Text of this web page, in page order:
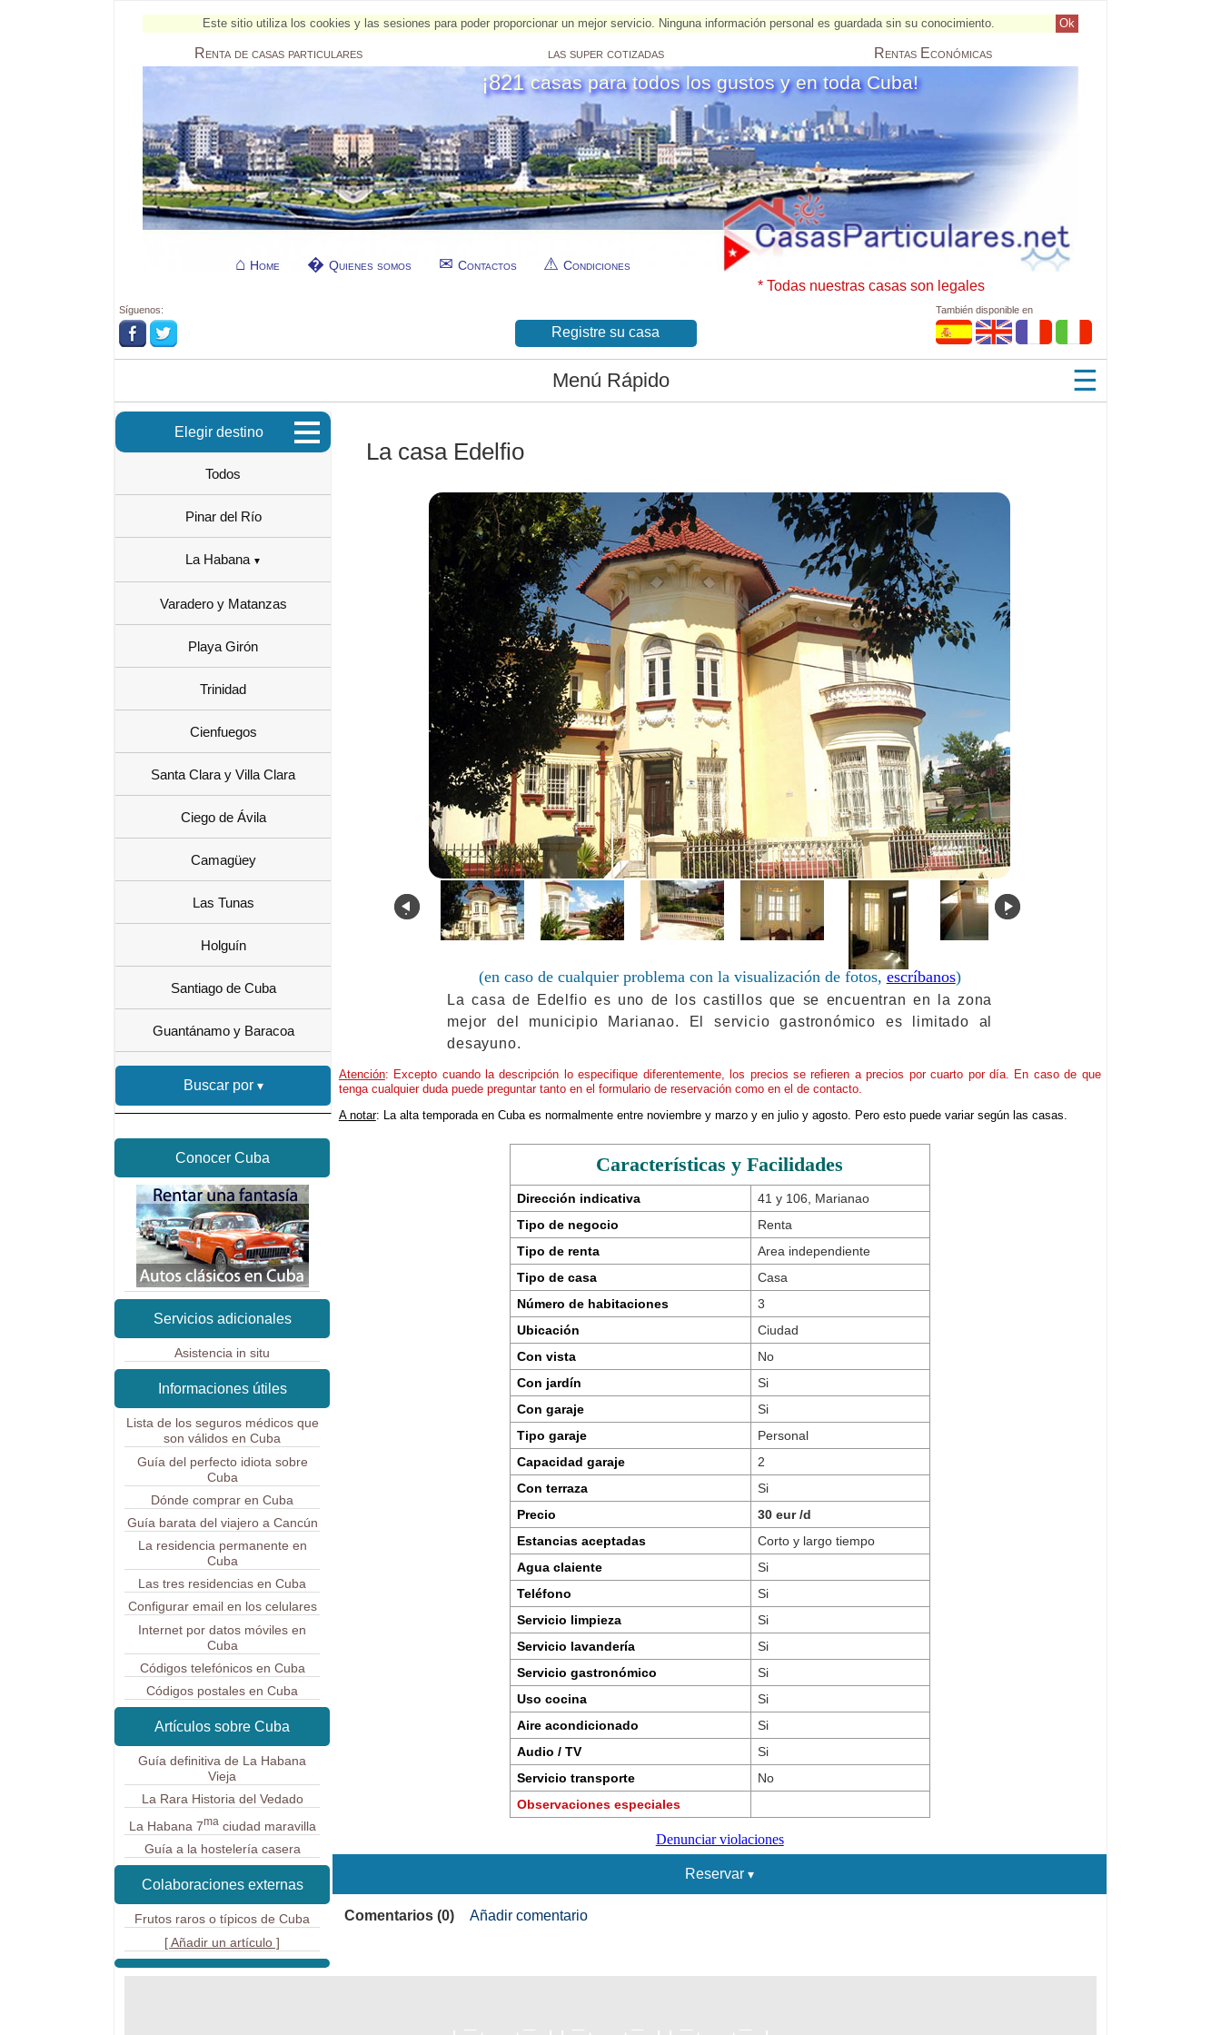
Ok
Este sitio utiliza los cookies y las sesiones para poder proporcionar un mejor servicio. Ninguna información personal es guardada sin su conocimiento.
Rentade casas particulares las super cotizadas Rentas Económicas
* Todas nuestras casas son legales
¡821casas para todos los gustos y en toda Cuba!
Home Quienes somos Contactos Condiciones
Síguenos:
Registre su casa
También disponible en
Menú Rápido ☰
Elegir destino
Todos
Pinar del Río
La Habana
Varadero y Matanzas
Playa Girón
Trinidad
Cienfuegos
Santa Clara y Villa Clara
Ciego de Ávila
Camagüey
Las Tunas
Holguín
Santiago de Cuba
Guantánamo y Baracoa
Buscar por
La casa Edelfio
. .
(en caso de cualquier problema con la visualización de fotos, escríbanos)
La casa de Edelfio es uno de los castillos que se encuentran en la zona
mejor del municipio Marianao. El servicio gastronómico es limitado al
desayuno.
Atención: Excepto cuando la descripción lo especifique diferentemente, los precios se refieren a precios por cuarto por día. En caso de que
tenga cualquier duda puede preguntar tanto en el formulario de reservación como en el de contacto.
A notar: La alta temporada en Cuba es normalmente entre noviembre y marzo y en julio y agosto. Pero esto puede variar según las casas.
Características y Facilidades
Dirección indicativa
41 y 106, Marianao
Tipo de negocio
Renta
Tipo de renta
Area independiente
Tipo de casa
Casa
Número de habitaciones
3
Ubicación
Ciudad
Con vista
No
Con jardín
Si
Con garaje
Si
Tipo garaje
Personal
Capacidad garaje
2
Con terraza
Si
Precio
30 eur /d
Estancias aceptadas
Corto y largo tiempo
Agua claiente
Si
Teléfono
Si
Servicio limpieza
Si
Servicio lavandería
Si
Servicio gastronómico
Si
Uso cocina
Si
Aire acondicionado
Si
Audio / TV
Si
Servicio transporte
No
Observaciones especiales
Denunciar violaciones
Reservar
Comentarios (0) Añadir comentario
Conocer Cuba
Servicios adicionales
Asistencia in situ
Informaciones útiles
Lista de los seguros médicos que
son válidos en Cuba
Guía del perfecto idiota sobre
Cuba
Dónde comprar en Cuba
Guía barata del viajero a Cancún
La residencia permanente en
Cuba
Las tres residencias en Cuba
Configurar email en los celulares
Internet por datos móviles en
Cuba
Códigos telefónicos en Cuba
Códigos postales en Cuba
Artículos sobre Cuba
Guía definitiva de La Habana
Vieja
La Rara Historia del Vedado
La Habana 7maciudad maravilla
Guía a la hostelería casera
Colaboraciones externas
Frutos raros o típicos de Cuba
[ Añadir un artículo ]